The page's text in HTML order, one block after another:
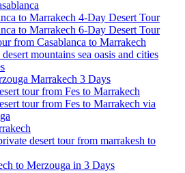
to Marrakech 4-Day Desert Tour
to Marrakech 6-Day Desert Tour
from Casablanca to Marrakech
desert mountains sea oasis and cities
Marrakech 3 Days
tour from Fes to Marrakech
tour from Fes to Marrakech via
desert tour from marrakesh to
to Merzouga in 3 Days